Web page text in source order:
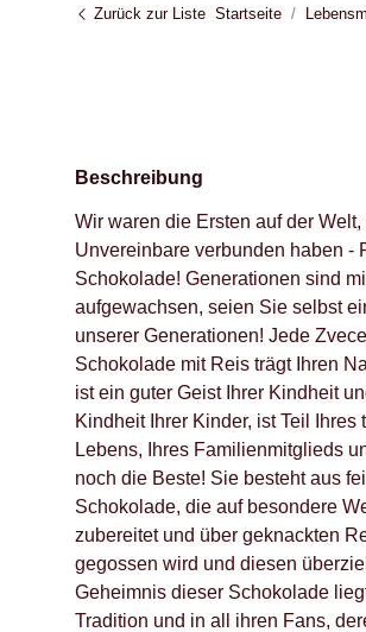
Zurück zur Liste Startseite
Beschreibung
Wir waren die Ersten auf der
Unvereinbare verbunden haben -
Schokolade! Generationen sind
aufgewachsen, seien Sie selbst
unserer Generationen! Jede
Schokolade mit Reis trägt Ihren
ist ein guter Geist Ihrer Kindheit
Kindheit Ihrer Kinder, ist Teil Ihres
Lebens, Ihres Familienmitglieds
noch die Beste! Sie besteht aus
Schokolade, die auf besondere
zubereitet und über geknackten
gegossen wird und diesen
Geheimnis dieser Schokolade
Tradition und in all ihren Fans,